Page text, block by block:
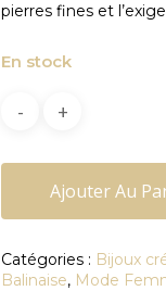
pierres fines et
En stock
Ajouter Au
Catégories : Bijoux
Balinaise, Mode